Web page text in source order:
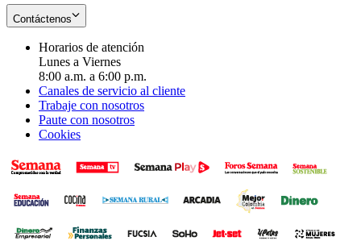
Contáctenos
Horarios de atención
Lunes a Viernes
8:00 a.m. a 6:00 p.m.
Canales de servicio al cliente
Trabaje con nosotros
Paute con nosotros
Cookies